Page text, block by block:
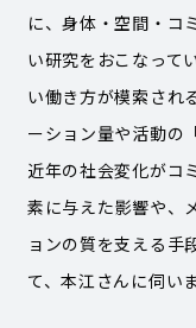
に、身体・空間・コ
い研究をおこなって
い働き方が模索され
ーション量や活動の
近年の社会変化がコ
素に与えた影響や、
ョンの質を支える手
て、本江さんに伺い